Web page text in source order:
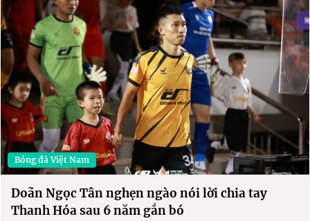
Bóng đá Việt Nam
Doãn Ngọc Tân nghẹn ngào nói lời chia tay
Thanh Hóa sau 6 năm gắn bó